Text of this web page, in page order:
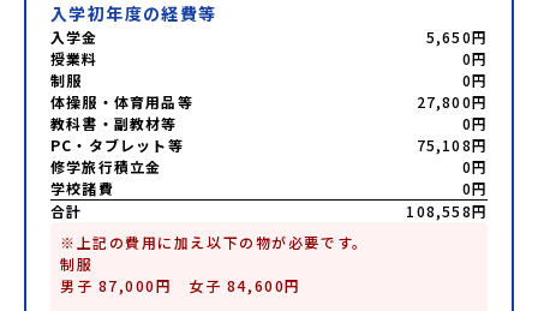
入学初年度の経費等
入学金
5,650円
授業料
0円
制服
0円
体操服・体育用品等
27,800円
教科書・副教材等
0円
PC・タブレット等
75,108円
修学旅行積立金
0円
学校諸費
0円
合計
108,558円
※上記の費用に加え以下の物が必要です。
制服
男子 87,000円　女子 84,600円